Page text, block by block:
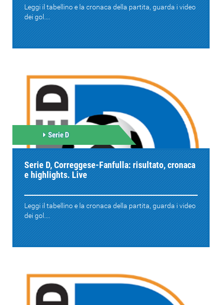
Leggi il tabellino e la cronaca della partita, guarda i video
dei gol....
Serie D
Serie D, Correggese-Fanfulla: risultato, cronaca
e highlights. Live
Leggi il tabellino e la cronaca della partita, guarda i video
dei gol....